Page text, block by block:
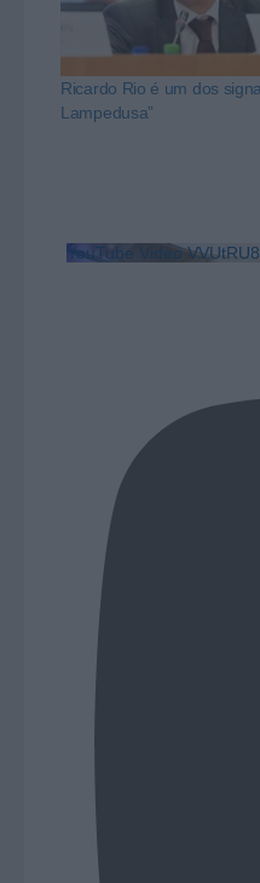
Ricardo Rio é um dos
Lampedusa”
YouTube Video